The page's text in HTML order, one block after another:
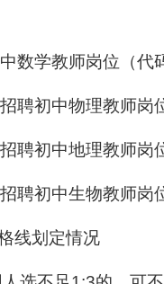
数学教师岗位（
聘初中物理教师
聘初中地理教师
聘初中生物教师
线划定情况